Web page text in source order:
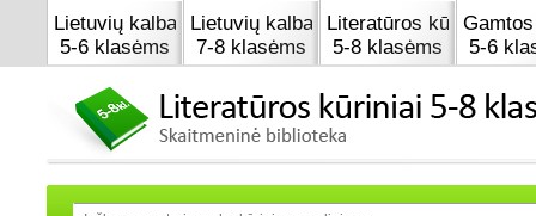
Lietuvių kalba
5-6 klasėms
Lietuvių kalba
7-8 klasėms
Literatūros kūrinai
5-8 klasėms
5-6